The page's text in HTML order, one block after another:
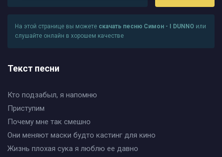
На этой странице вы можете скачать песню Симон - I DUNNO или
слушайте онлайн в хорошем качестве
Текст песни
Кто подзабыл, я напомню
Приступим
Почему мне так смешно
Они меняют маски будто кастинг для кино
Жизнь плохая сука я люблю ее давно